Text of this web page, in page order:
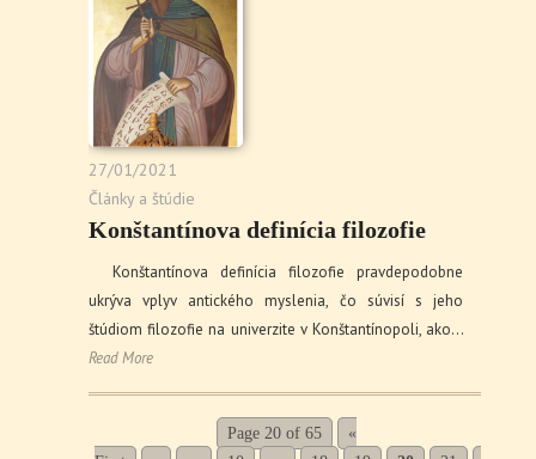
27/01/2021
Články a štúdie
Konštantínova definícia filozofie
Konštantínova definícia filozofie pravdepodobne
ukrýva vplyv antického myslenia, čo súvisí s jeho
štúdiom filozofie na univerzite v Konštantínopoli, ako…
Read More
Page 20 of 65
«